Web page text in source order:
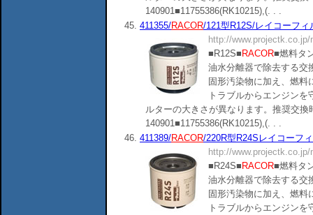
140901■11755386(RK10215),(. . .
45. 411355/RACOR/121型R12S/レイコーフ
http://
■R12S■ RACOR■燃料タ
油水分離器で除去する交
固形汚染物に加え、燃料
トラブルからエンジン
ルターの大きさが異なります。推奨交
140901■11755386(RK10215),(. . .
46. 411389/RACOR/220R型R24Sレイコーフ
http://
■R24S■ RACOR■燃料タ
油水分離器で除去する交
固形汚染物に加え、燃料
トラブルからエンジン